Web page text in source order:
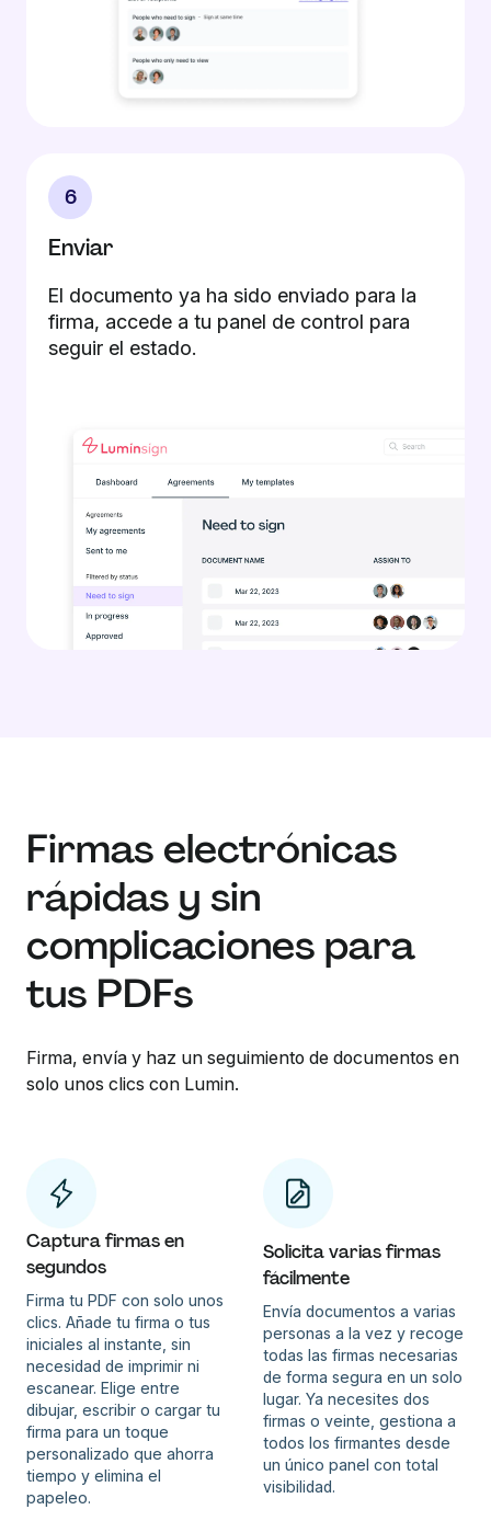
6
Enviar
El documento ya ha sido enviado para la
firma, accede a tu panel de control para
seguir el estado.
Firmas electrónicas
rápidas y sin
complicaciones para
tus PDFs
Firma, envía y haz un seguimiento de documentos en
solo unos clics con Lumin.
Captura firmas en
segundos
Firma tu PDF con solo unos
clics. Añade tu firma o tus
iniciales al instante, sin
necesidad de imprimir ni
escanear. Elige entre
dibujar, escribir o cargar tu
firma para un toque
personalizado que ahorra
tiempo y elimina el
papeleo.
Solicita varias firmas
fácilmente
Envía documentos a varias
personas a la vez y recoge
todas las firmas necesarias
de forma segura en un solo
lugar. Ya necesites dos
firmas o veinte, gestiona a
todos los firmantes desde
un único panel con total
visibilidad.